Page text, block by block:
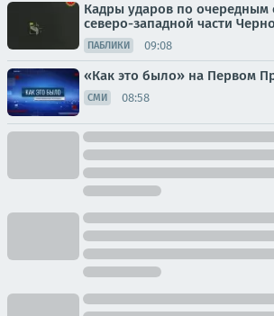
Кадры ударов по очередным
северо-западной части
ПАБЛИКИ 09:08
«Как это было» на Первом
СМИ 08:58